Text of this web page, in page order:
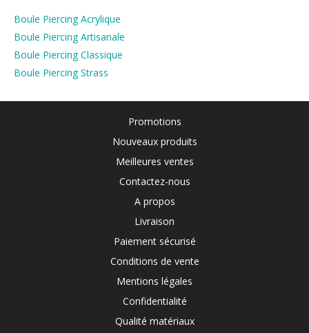
Boule Piercing Acrylique
Boule Piercing Artisanale
Boule Piercing Classique
Boule Piercing Strass
Promotions
Nouveaux produits
Meilleures ventes
Contactez-nous
A propos
Livraison
Paiement sécurisé
Conditions de vente
Mentions légales
Confidentialité
Qualité matériaux